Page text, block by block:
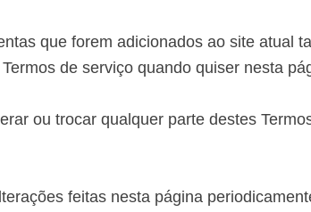
que forem adicionados ao site atual
de serviço quando quiser nesta
ou trocar qualquer parte destes
feitas nesta página